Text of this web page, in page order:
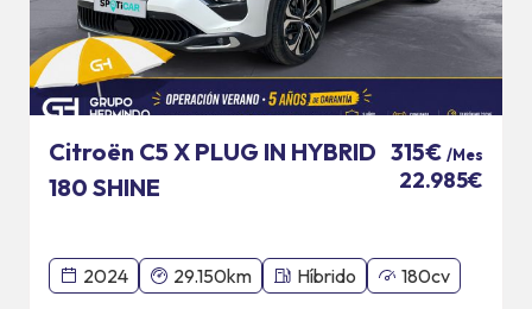
Citroën C5 X PLUG IN HYBRID
180 SHINE
315€ /Mes
22.985€
2024 29.150km Híbrido 180cv